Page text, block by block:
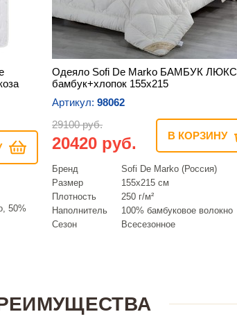
50%
Одеяло Sofi De Marko БАМБУК ЛЮКС
бамбук+хлопок 155х215
Артикул: 98062
29100 руб.
20420 руб. В КОРЗИНУ
Бренд
Sofi De Marko (Россия)
Размер
155х215 см
Плотность
250 г/м²
Наполнитель
100% бамбуковое волокно
Сезон
Всесезонное